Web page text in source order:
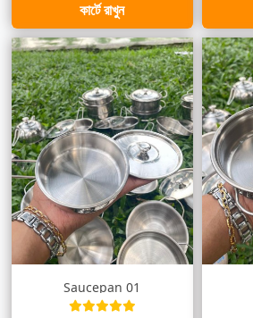
কার্টে রাখুন
Saucepan 01